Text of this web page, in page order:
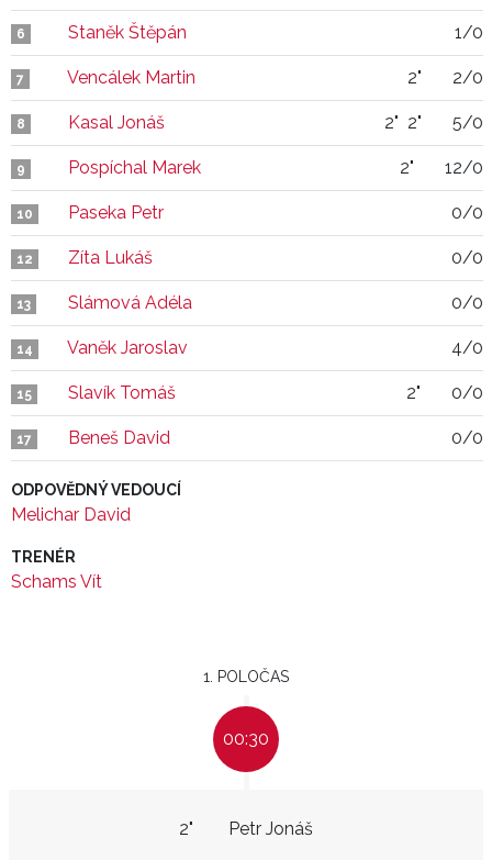
6 Staněk Štěpán 1/0
7 Vencálek Martin 2" 2/0
8 Kasal Jonáš 2" 2" 5/0
9 Pospíchal Marek 2" 12/0
10 Paseka Petr 0/0
12 Zíta Lukáš 0/0
13 Slámová Adéla 0/0
14 Vaněk Jaroslav 4/0
15 Slavík Tomáš 2" 0/0
17 Beneš David 0/0
ODPOVĚDNÝ VEDOUCÍ
Melichar David
TRENÉR
Schams Vít
1. POLOČAS
00:30
Petr Jonáš
2"